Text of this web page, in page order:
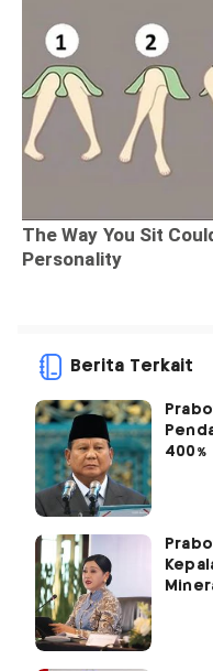
Berita Terkait
400%